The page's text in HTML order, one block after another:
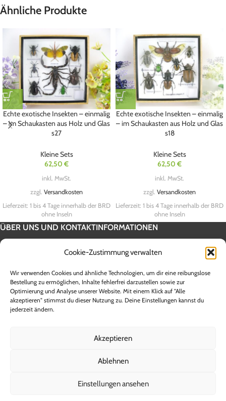
Cookie-Zustimmung verwalten
Wir verwenden Cookies und ähnliche Technologien, um dir eine reibungslose
Bestellung zu ermöglichen, Inhalte fehlerfrei darzustellen sowie zur
Optimierung und Analyse unserer Website. Mit einem Klick auf "Alle
akzeptieren" stimmst du dieser Nutzung zu. Deine Einstellungen kannst du
jederzeit ändern.
Akzeptieren
Ablehnen
Einstellungen ansehen
Ähnliche Produkte
Echte exotische Insekten – einmalig
– im Schaukasten aus Holz und Glas
s27
Kleine Sets
62,50 €
inkl. MwSt.
zzgl. Versandkosten
Lieferzeit: 1 bis 4 Tage innerhalb der BRD
ohne Inseln
Echte exotische Insekten – einmalig
– im Schaukasten aus Holz und Glas
s18
Kleine Sets
62,50 €
inkl. MwSt.
zzgl. Versandkosten
Lieferzeit: 1 bis 4 Tage innerhalb der BRD
ohne Inseln
ÜBER UNS UND KONTAKTINFORMATIONEN
SERVICE INFORMATION
UNSERE SHOPS
Alle Preise sind Endpreise inklusive 19 % Mehrwertsteuer zzgl.
Versandkosten. Die Lieferzeit innerhalb Deutschlands beträgt zwischen 1
und 5 Werktagen. Lieferzeiten für andere Länder sowie Informationen zur
Berechnung des Liefertermins entnehmen Sie bitte den Angaben der
entfallen die Versandkosten innerhalb der Bundesrepublik Deutschland
Versandrabatt, den Sie beim Kauf erstattet bekommen.
© 2008 - 2026 Asiahouse24 - Inhaberin Kerstin Brockmann